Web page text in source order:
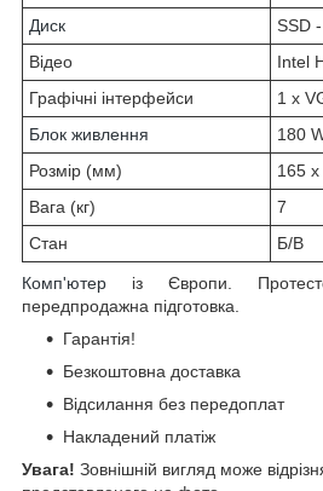
Диск
SSD
Відео
Intel
Графічні інтерфейси
1 x
Блок живлення
180
Розмір (мм)
165
Вага (кг)
7
Стан
Б/В
Комп'ютер із Європи.
передпродажна підготовка.
Гарантія!
Безкоштовна доставка
Відсилання без передоплат
Накладений платіж
Увага! Зовнішній вигляд може